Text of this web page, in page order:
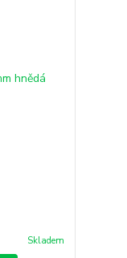
Skladem